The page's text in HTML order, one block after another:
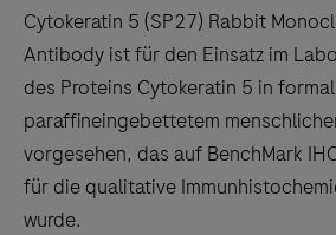
to
scroll
between
the
tabs
Cytokeratin 5 (SP27) Rabbit
Antibody ist für den Einsatz im
des Proteins Cytokeratin 5 in
paraffineingebettetem
vorgesehen, das auf BenchMark
für die qualitative
wurde.